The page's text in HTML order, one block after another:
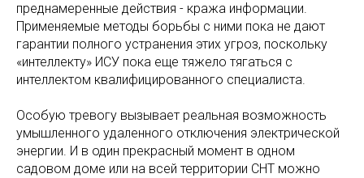
преднамеренные действия - кража информации.
Применяемые методы борьбы с ними пока не дают
гарантии полного устранения этих угроз, поскольку
«интеллекту» ИСУ пока еще тяжело тягаться с
интеллектом квалифицированного специалиста.
Особую тревогу вызывает реальная возможность
умышленного удаленного отключения электрической
энергии. И в один прекрасный момент в одном
садовом доме или на всей территории СНТ можно